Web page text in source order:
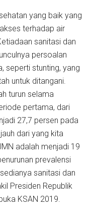
yang baik yang
terhadap air
sanitasi dan
persoalan
seperti stunting, yang
untuk ditangani.
turun selama
pertama, dari
27,7 persen pada
dari yang kita
adalah menjadi 19
prevalensi
sanitasi dan
Presiden Republik
KSAN 2019.